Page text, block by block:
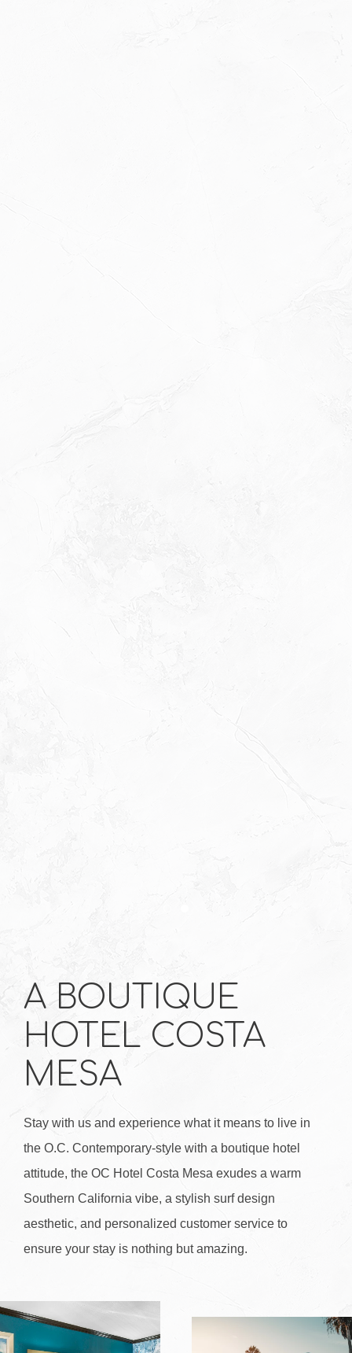
A BOUTIQUE
HOTEL COSTA
MESA
Stay with us and experience what it means to live in
the O.C. Contemporary-style with a boutique hotel
attitude, the OC Hotel Costa Mesa exudes a warm
Southern California vibe, a stylish surf design
aesthetic, and personalized customer service to
ensure your stay is nothing but amazing.